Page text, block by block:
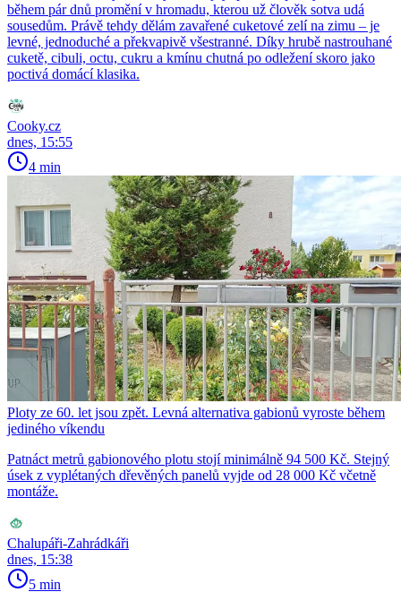
během pár dnů promění v hromadu, kterou už člověk sotva udá
sousedům. Právě tehdy dělám zavařené cuketové zelí na zimu – je
levné, jednoduché a překvapivě všestranné. Díky hrubě nastrouhané
cuketě, cibuli, octu, cukru a kmínu chutná po odležení skoro jako
poctivá domácí klasika.
Cooky.cz
dnes, 15:55
4 min
Ploty ze 60. let jsou zpět. Levná alternativa gabionů vyroste během
jediného víkendu
Patnáct metrů gabionového plotu stojí minimálně 94 500 Kč. Stejný
úsek z vyplétaných dřevěných panelů vyjde od 28 000 Kč včetně
montáže.
Chalupáři-Zahrádkáři
dnes, 15:38
5 min